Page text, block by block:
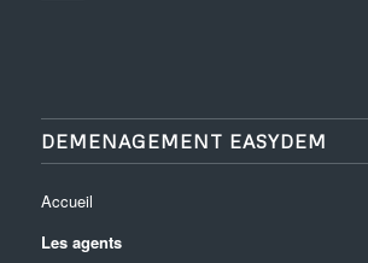
DEMENAGEMENT EASYDEM
Accueil
Les agents